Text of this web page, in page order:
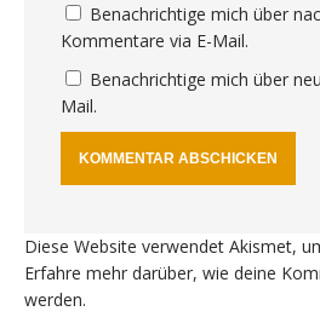
Benachrichtige mich über
Kommentare via E-Mail.
Benachrichtige mich über
Mail.
Diese Website verwendet Akismet,
Erfahre mehr darüber, wie deine
werden.